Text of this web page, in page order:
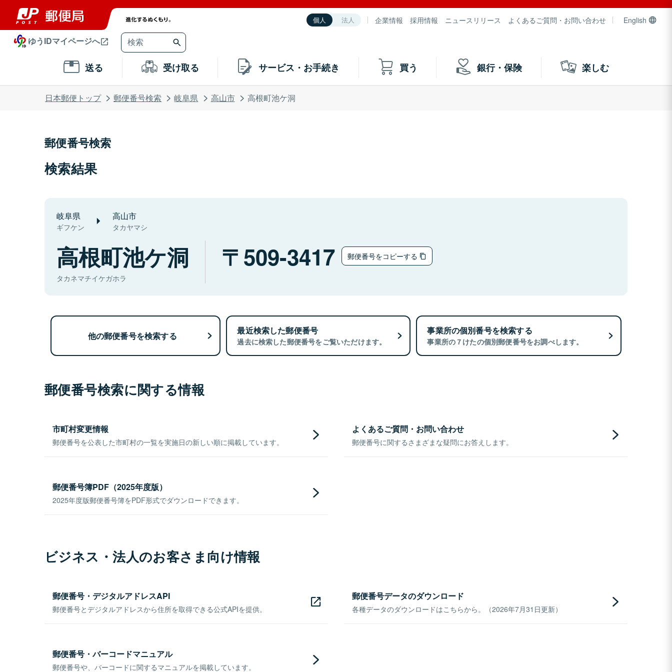
個人 法人 企業情報 採用情報 ニュースリリース よくあるご質問・お問い合わせ English
ゆうIDマイページへ
送る 受け取る サービス・お手続き 買う 銀行・保険 楽しむ
日本郵便トップ 郵便番号検索 岐阜県 高山市 高根町池ケ洞
郵便番号検索
検索結果
岐阜県
ギフケン
高山市
タカヤマシ
高根町池ケ洞
タカネマチイケガホラ
509-3417 郵便番号をコピーする
他の郵便番号を検索する 最近検索した郵便番号
過去に検索した郵便番号をご覧いただけます。
事業所の個別番号を検索する
事業所の７けたの個別郵便番号をお調べします。
郵便番号検索に関する情報
市町村変更情報
郵便番号を公表した市町村の一覧を実施日の新しい順に掲載しています。
よくあるご質問・お問い合わせ
郵便番号に関するさまざまな疑問にお答えします。
郵便番号簿PDF（2025年度版）
2025年度版郵便番号簿をPDF形式でダウンロードできます。
ビジネス・法人のお客さま向け情報
郵便番号・デジタルアドレスAPI
郵便番号とデジタルアドレスから住所を取得できる公式APIを提供。
郵便番号データのダウンロード
各種データのダウンロードはこちらから。（2026年7月31日更新）
郵便番号・バーコードマニュアル
郵便番号や、バーコードに関するマニュアルを掲載しています。